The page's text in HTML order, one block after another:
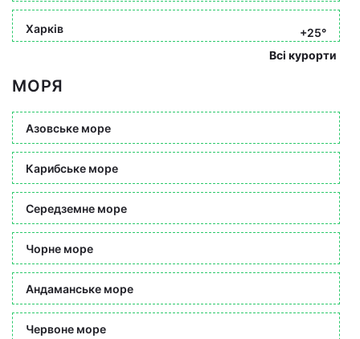
Харків
+25°
Всі курорти
МОРЯ
Азовське море
Карибське море
Середземне море
Чорне море
Андаманське море
Червоне море